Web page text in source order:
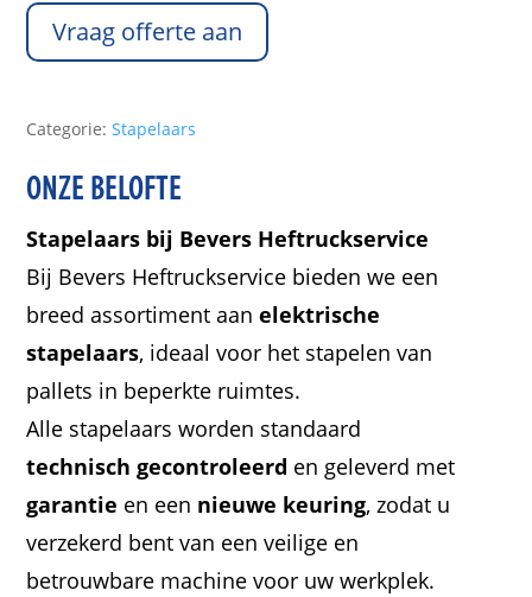
Vraag offerte aan
Categorie:Stapelaars
ONZE BELOFTE
Stapelaars bij Bevers Heftruckservice
Bij Bevers Heftruckservice bieden we een
breed assortiment aanelektrische
stapelaars, ideaal voor het stapelen van
pallets in beperkte ruimtes.
Alle stapelaars worden standaard
technisch gecontroleerd en geleverd met
garantie en een nieuwe keuring, zodat u
verzekerd bent van een veilige en
betrouwbare machine voor uw werkplek.